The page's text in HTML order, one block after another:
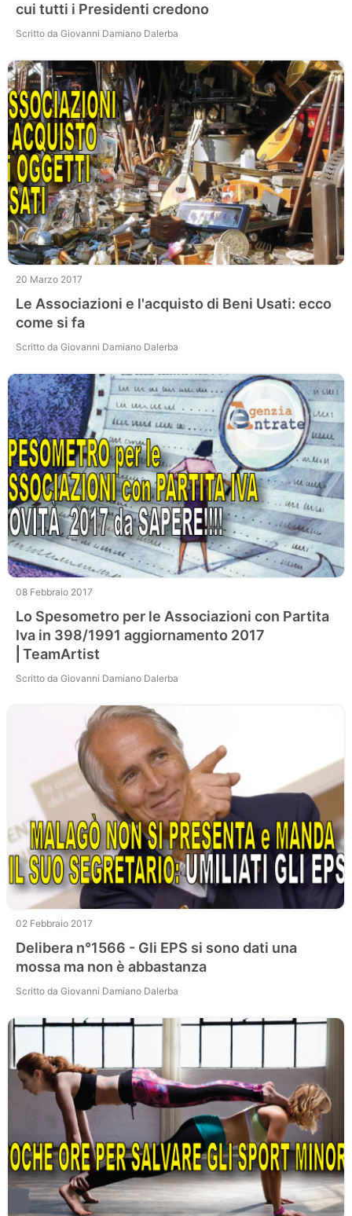
cui tutti i Presidenti credono
Scritto da Giovanni Damiano Dalerba
20 Marzo 2017
Le Associazioni e l'acquisto di Beni Usati: ecco
come si fa
Scritto da Giovanni Damiano Dalerba
08 Febbraio 2017
Lo Spesometro per le Associazioni con Partita
Iva in 398/1991 aggiornamento 2017
⎜TeamArtist
Scritto da Giovanni Damiano Dalerba
02 Febbraio 2017
Delibera n°1566 - Gli EPS si sono dati una
mossa ma non è abbastanza
Scritto da Giovanni Damiano Dalerba